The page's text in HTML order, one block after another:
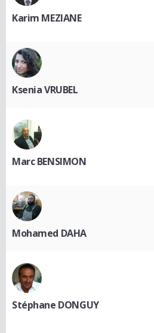
Karim MEZIANE
Ksenia VRUBEL
Marc BENSIMON
Mohamed DAHA
Stéphane DONGUY